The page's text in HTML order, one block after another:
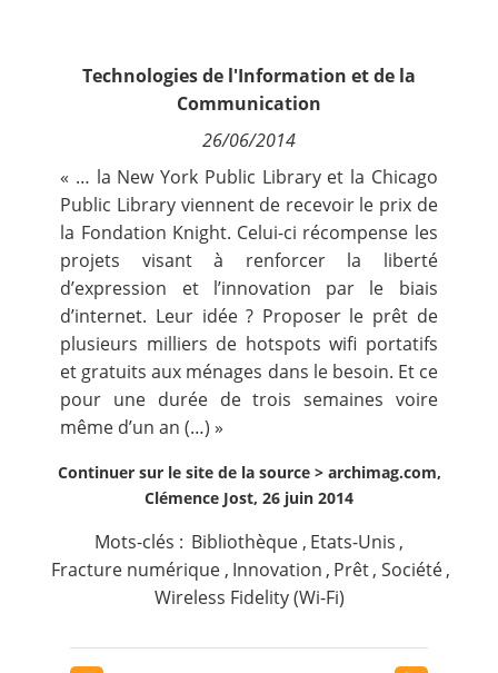
Technologies de l'Information et de la
Communication
26/06/2014
« … la New York Public Library et la Chicago
Public Library viennent de recevoir le prix de
la Fondation Knight. Celui-ci récompense les
projets visant à renforcer la liberté
d’expression et l’innovation par le biais
d’internet. Leur idée ? Proposer le prêt de
plusieurs milliers de hotspots wifi portatifs
et gratuits aux ménages dans le besoin. Et ce
pour une durée de trois semaines voire
même d’un an (…) »
Continuer sur le site de la source > archimag.com,
Clémence Jost, 26 juin 2014
Mots-clés : Bibliothèque , Etats-Unis ,
Fracture numérique , Innovation , Prêt, Société ,
Wireless Fidelity (Wi-Fi)